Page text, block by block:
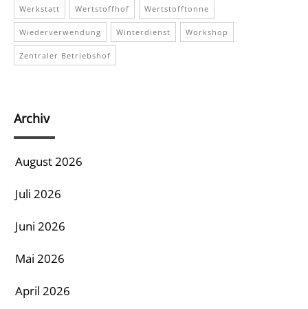
Werkstatt Wertstoffhof Wertstofftonne
Wiederverwendung Winterdienst Workshop
Zentraler Betriebshof
Archiv
August 2026
Juli 2026
Juni 2026
Mai 2026
April 2026